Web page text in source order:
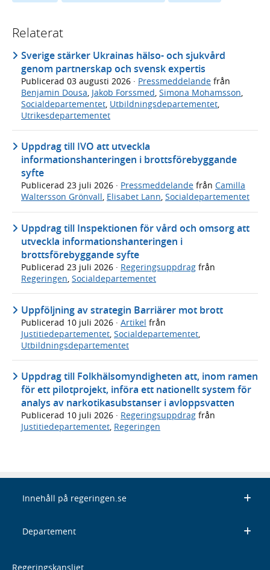
Relaterat
Sverige stärker Ukrainas hälso- och sjukvård
genom partnerskap och svensk expertis
Publicerad 03 augusti 2026 · Pressmeddelande från
Benjamin Dousa Jakob Forssmed Simona Mohamsson
Socialdepartementet Utbildningsdepartementet
Utrikesdepartementet
Uppdrag till IVO att utveckla
informationshanteringen i brottsförebyggande
syfte
Publicerad 23 juli 2026 · Pressmeddelande från Camilla
Waltersson Grönvall, Elisabet Lann, Socialdepartementet
Uppdrag till Inspektionen för vård och omsorg att
utveckla informationshanteringen i
brottsförebyggande syfte
Publicerad 23 juli 2026 · Regeringsuppdrag från
Regeringen, Socialdepartementet
Uppföljning av strategin Barriärer mot brott
Publicerad 10 juli 2026 · Artikel från
Justitiedepartementet Socialdepartementet
Utbildningsdepartementet
Uppdrag till Folkhälsomyndigheten att, inom ramen
för ett pilotprojekt, införa ett nationellt system för
analys av narkotikasubstanser i avloppsvatten
Publicerad 10 juli 2026 · Regeringsuppdrag från
Justitiedepartementet, Regeringen
Innehåll på regeringen.se
Departement
Regeringskansliet